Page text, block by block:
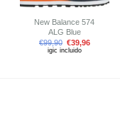
New Balance 574
ALG Blue
€99,90 €39,96
igic incluido